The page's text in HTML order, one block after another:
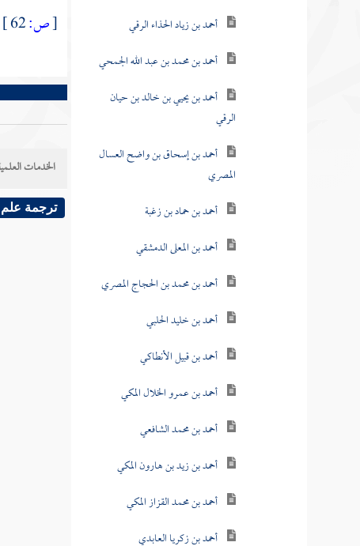
أحمد بن زياد الحذاء الرقي
أحمد بن محمد بن عبد الله الجمحي
أحمد بن يحيي بن خالد بن حيان
الرقي
أحمد بن إسحاق بن واضح العسال
المصري
أحمد بن حماد بن زغبة
أحمد بن المعلى الدمشقي
أحمد بن محمد بن الحجاج المصري
أحمد بن خليد الحلبي
أحمد بن قبيل الأنطاكي
أحمد بن عمرو الخلال المكي
أحمد بن محمد الشافعي
أحمد بن زيد بن هارون المكي
أحمد بن محمد القزاز المكي
أحمد بن زكريا العابدي
[ص:
الخدمات
ترجمة علم